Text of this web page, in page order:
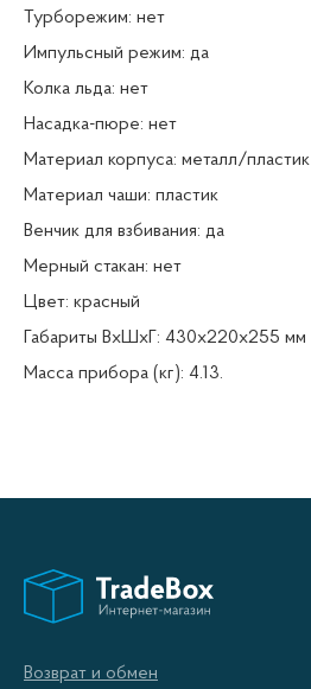
Турборежим: нет
Импульсный режим: да
Колка льда: нет
Насадка-пюре: нет
Материал корпуса: металл/пластик
Материал чаши: пластик
Венчик для взбивания: да
Мерный стакан: нет
Цвет: красный
Габариты ВxШхГ: 430x220x255 мм
Масса прибора (кг): 4.13.
Возврат и обмен